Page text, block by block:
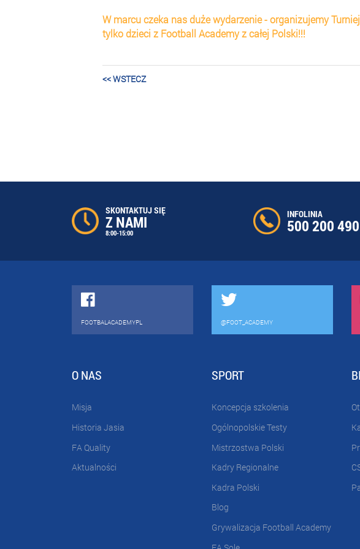
W marcu czeka nas duże wydarzenie - organizujemy
tylko dzieci z Football Academy z całej Polski!!!
<< WSTECZ
SKONTAKTUJ SIĘ
Z NAMI
8:00-15:00
INFOLINIA
500 200 490
FOOTBALACADEMYPL @FOOT_ACADEMY
O NAS
Misja
Historia Jasia
FA Quality
Aktualności
SPORT
Koncepcja szkolenia
Ogólnopolskie Testy
Mistrzostwa Polski
Kadry Regionalne
Kadra Polski
Blog
Grywalizacja Football Academy